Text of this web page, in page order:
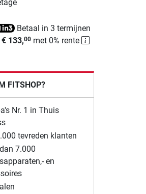
Betaal in 3 termijnen
€ 133,00 met 0% rente
FITSHOP?
Nr. 1 in Thuis
tevreden klanten
7.000
en